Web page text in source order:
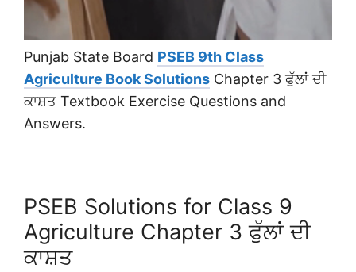
Punjab State Board PSEB 9th Class
Agriculture Book Solutions Chapter 3 ਫੁੱਲਾਂ ਦੀ
ਕਾਸ਼ਤ Textbook Exercise Questions and
Answers.
PSEB Solutions for Class 9
Agriculture Chapter 3 ਫੁੱਲਾਂ ਦੀ
ਕਾਸ਼ਤ